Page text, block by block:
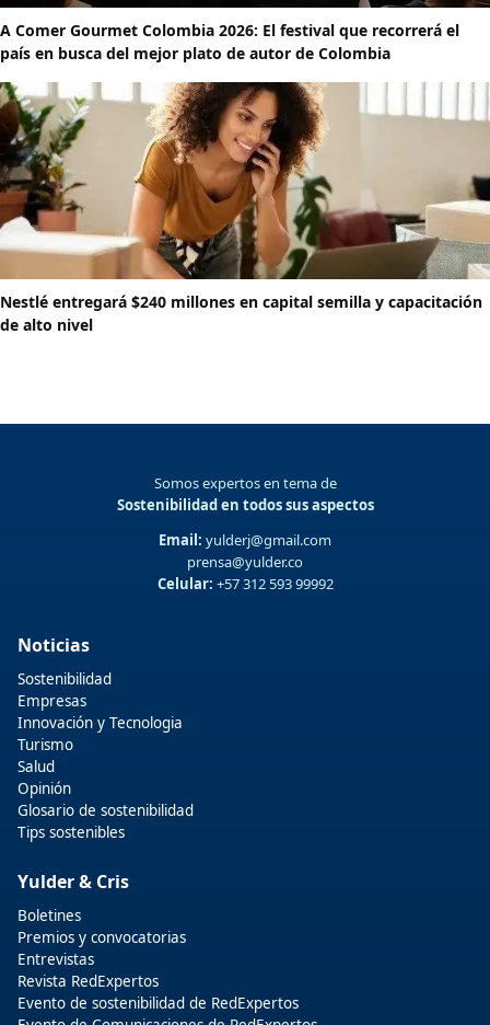
A Comer Gourmet Colombia 2026: El festival que recorrerá el
país en busca del mejor plato de autor de Colombia
Nestlé entregará $240 millones en capital semilla y capacitación
de alto nivel
Somos expertos en tema de
Sostenibilidad en todos sus aspectos
Email: yulderj@gmail.com
prensa@yulder.co
Celular: +57 312 593 99992
Noticias
Sostenibilidad
Empresas
Innovación y Tecnologia
Turismo
Salud
Opinión
Glosario de sostenibilidad
Tips sostenibles
Yulder & Cris
Boletines
Premios y convocatorias
Entrevistas
Revista RedExpertos
Evento de sostenibilidad de RedExpertos